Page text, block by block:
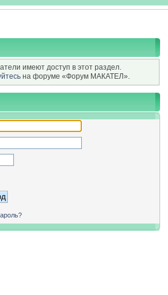
имеют доступ в этот раздел.
на форуме «Форум МАКАТЕЛ».